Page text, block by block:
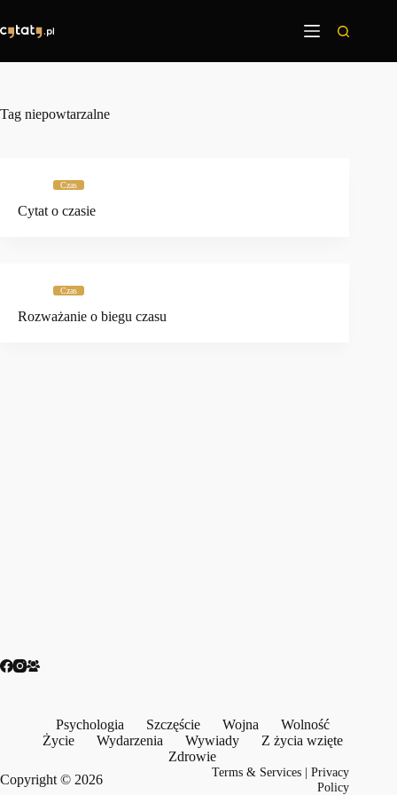
treści
Tag niepowtarzalne
Czas
Cytat o czasie
Czas
Rozważanie o biegu czasu
Psychologia Szczęście Wojna
Wolność
Życie
Wydarzenia Wywiady
Z życia wzięte
Zdrowie
Copyright © 2026
Terms & Services |Privacy
Policy